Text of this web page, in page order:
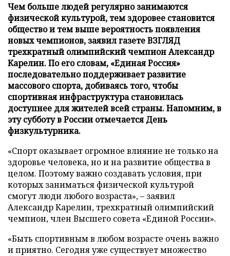
Чем больше людей регулярно занимаются
физической культурой, тем здоровее становится
общество и тем выше вероятность появления
новых чемпионов, заявил газете ВЗГЛЯД
трехкратный олимпийский чемпион Александр
Карелин. По его словам, «Единая Россия»
последовательно поддерживает развитие
массового спорта, добиваясь того, чтобы
спортивная инфраструктура становилась
доступнее для жителей всей страны. Напомним, в
эту субботу в России отмечается День
физкультурника.
«Спорт оказывает огромное влияние не только на
здоровье человека, но и на развитие общества в
целом. Поэтому важно создавать условия, при
которых заниматься физической культурой
смогут люди любого возраста», – заявил
Александр Карелин, трехкратный олимпийский
чемпион, член Высшего совета «Единой России».
«Быть спортивным в любом возрасте очень важно
и приятно. Сегодня уже существует множество